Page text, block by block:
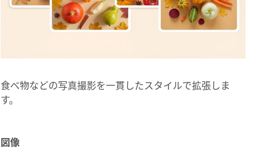
食べ物などの写真撮影を一貫したスタイルで拡張しま
す。
図像